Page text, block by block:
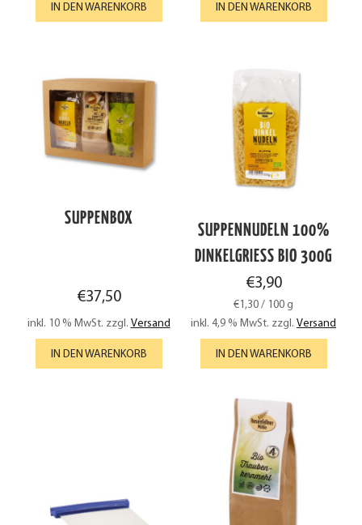
IN DEN WARENKORB IN DEN WARENKORB
SUPPENBOX
€37,50
inkl. 10 % MwSt. zzgl. Versand
IN DEN WARENKORB
SUPPENNUDELN 100%
DINKELGRIESS BIO 300G
€3,90
€1,30 / 100 g
inkl. 4,9 % MwSt. zzgl. Versand
IN DEN WARENKORB